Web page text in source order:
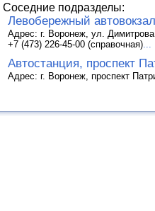
Соседние подразделы:
Левобережный автовокзал
Адрес: г. Воронеж, ул.
+7 (473) 226-45-00 (справочная)
Автостанция, проспект
Адрес: г. Воронеж, проспект